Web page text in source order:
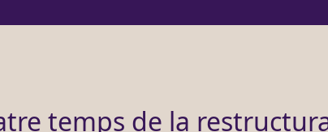
temps de la